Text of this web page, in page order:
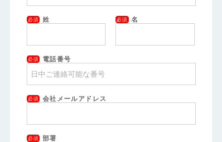
必須 姓 必須 名
必須 電話番号
必須 会社メールアドレス
必須 部署